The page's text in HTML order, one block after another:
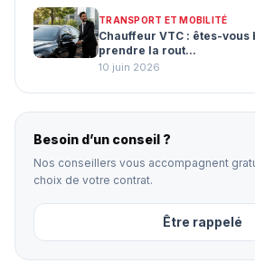
TRANSPORT ET MOBILITÉ
Chauffeur VTC : êtes-vous
prendre la rout...
10 juin 2026
Besoin d’un conseil ?
Nos conseillers vous accompagnent
choix de votre contrat.
Être rappelé